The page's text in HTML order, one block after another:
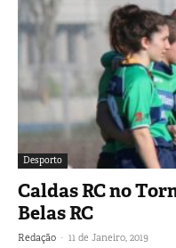
Desporto
Caldas RC no
Belas RC
Redação - 11 de Janeiro, 2019